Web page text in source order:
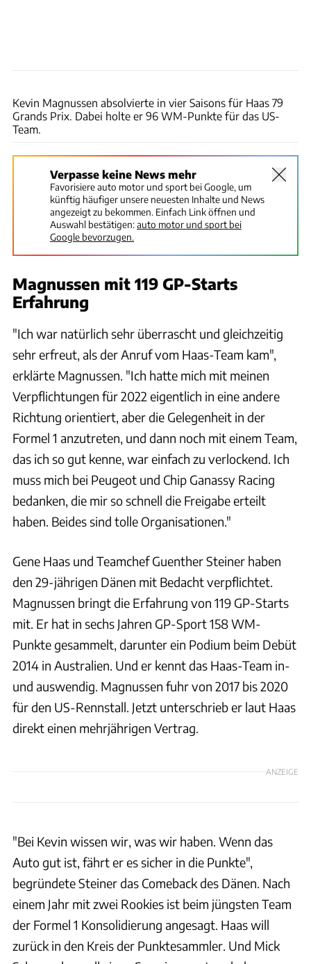
Kevin Magnussen absolvierte in vier Saisons für Haas 79
Grands Prix. Dabei holte er 96 WM-Punkte für das US-
Team.
Verpasse keine News mehr
Favorisiere auto motor und sport bei Google, um
künftig häufiger unsere neuesten Inhalte und News
angezeigt zu bekommen. Einfach Link öffnen und
Auswahl bestätigen:auto motor und sport bei
Google bevorzugen.
Magnussen mit 119 GP-Starts
Erfahrung
"Ich war natürlich sehr überrascht und gleichzeitig
sehr erfreut, als der Anruf vom Haas-Team kam",
erklärte Magnussen. "Ich hatte mich mit meinen
Verpflichtungen für 2022 eigentlich in eine andere
Richtung orientiert, aber die Gelegenheit in der
Formel 1 anzutreten, und dann noch mit einem Team,
das ich so gut kenne, war einfach zu verlockend. Ich
muss mich bei Peugeot und Chip Ganassy Racing
bedanken, die mir so schnell die Freigabe erteilt
haben. Beides sind tolle Organisationen."
Gene Haas und Teamchef Guenther Steiner haben
den 29-jährigen Dänen mit Bedacht verpflichtet.
Magnussen bringt die Erfahrung von 119 GP-Starts
mit. Er hat in sechs Jahren GP-Sport 158 WM-
Punkte gesammelt, darunter ein Podium beim Debüt
2014 in Australien. Und er kennt das Haas-Team in-
und auswendig. Magnussen fuhr von 2017 bis 2020
für den US-Rennstall. Jetzt unterschrieb er laut Haas
direkt einen mehrjährigen Vertrag.
ANZEIGE
"Bei Kevin wissen wir, was wir haben. Wenn das
Auto gut ist, fährt er es sicher in die Punkte",
begründete Steiner das Comeback des Dänen. Nach
einem Jahr mit zwei Rookies ist beim jüngsten Team
der Formel 1 Konsolidierung angesagt. Haas will
zurück in den Kreis der Punktesammler. Und Mick